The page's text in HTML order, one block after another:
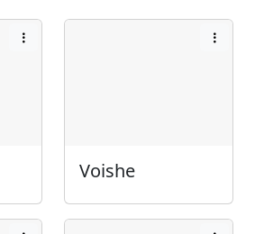
Voishe